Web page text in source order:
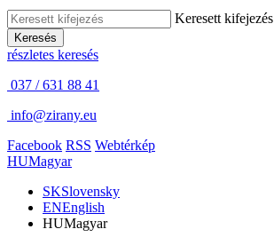
Keresett kifejezés
Keresés
részletes keresés
037 / 631 88 41
info@zirany.eu
Facebook RSS Webtérkép
HUMagyar
SKSlovensky
ENEnglish
HUMagyar